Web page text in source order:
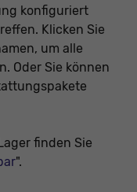
konfiguriert
Klicken Sie
um alle
Oder Sie können
finden Sie
".